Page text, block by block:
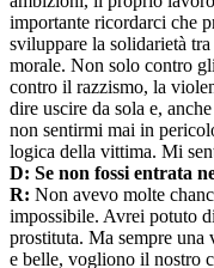
importante ricordarci che
sviluppare la solidarietà
morale. Non solo contro
contro il razzismo, la
dire uscire da sola e,
non sentirmi mai in
logica della vittima. Mi
D: Se non fossi entrata
R: Non avevo molte
impossibile. Avrei potuto
prostituta. Ma sempre
e belle, vogliono il nostro